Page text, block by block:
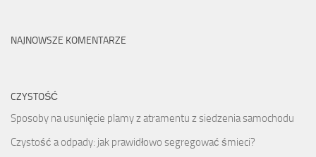
NAJNOWSZE KOMENTARZE
CZYSTOŚĆ
Sposoby na usunięcie plamy z atramentu z siedzenia samochodu
Czystość a odpady: jak prawidłowo segregować śmieci?